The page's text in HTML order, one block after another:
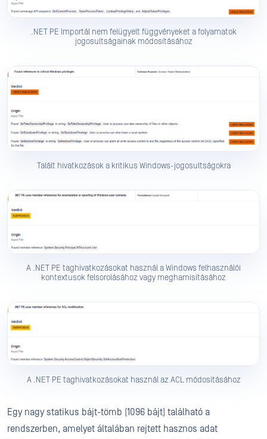
.NET PE Importál nem felügyelt függvényeket a folyamatok
jogosultságainak módosításához
Talált hivatkozások a kritikus Windows-jogosultságokra
A .NET PE taghivatkozásokat használ a Windows felhasználói
kontextusok felsorolásához vagy meghamisításához
A .NET PE taghivatkozásokat használ az ACL módosításához
Egy nagy statikus bájt-tömb (1096 bájt) található a
rendszerben, amelyet általában rejtett hasznos adat